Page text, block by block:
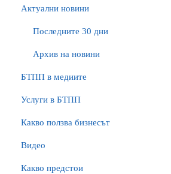
Актуални новини
Последните 30 дни
Архив на новини
БTПП в медиите
Услуги в БТПП
Какво ползва бизнесът
Видео
Какво предстои